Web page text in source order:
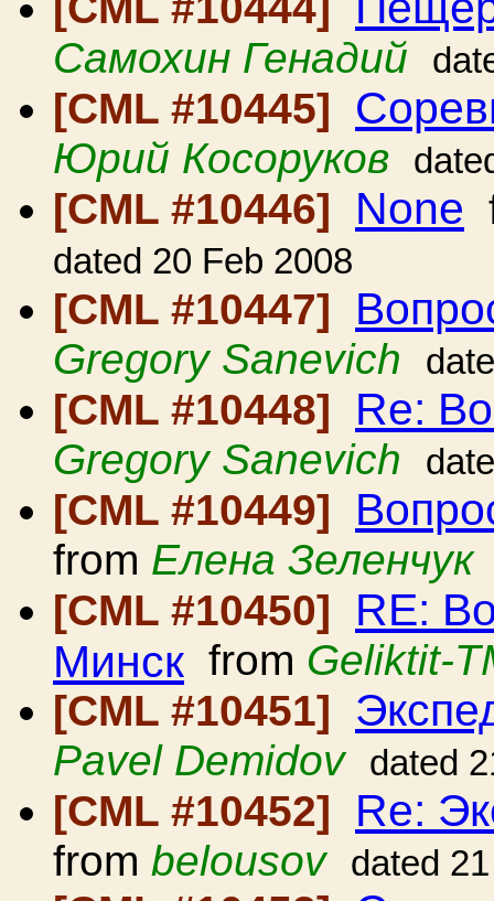
Самохин Генадий
[CML #10445]
Юрий Косоруков
[CML #10446] None
dated 20 Feb 2008
[CML #10447]
Gregory Sanevich
[CML #10448] Re:
Gregory Sanevich
[CML #10449]
from Елена Зеленчук
[CML #10450]
RE:
Минск from Geliktit-
[CML #10451]
Pavel Demidov dated
[CML #10452] Re:
from belousov dated